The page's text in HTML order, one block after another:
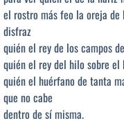
el rostro más feo la oreja
disfraz
quién el rey de los campos
quién el rey del hilo sobre el
quién el huérfano de tanta
que no cabe
dentro de sí misma.